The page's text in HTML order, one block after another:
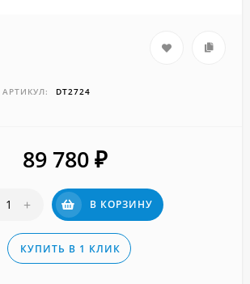
АРТИКУЛ: DT2724
89 780 ₽
+ В КОРЗИНУ
КУПИТЬ В 1 КЛИК